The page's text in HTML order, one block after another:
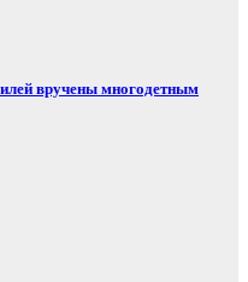
вручены многодетным